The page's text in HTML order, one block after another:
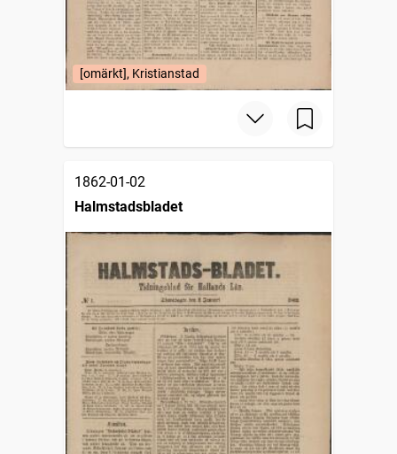
[omärkt], Kristianstad
1862-01-02
Halmstadsbladet